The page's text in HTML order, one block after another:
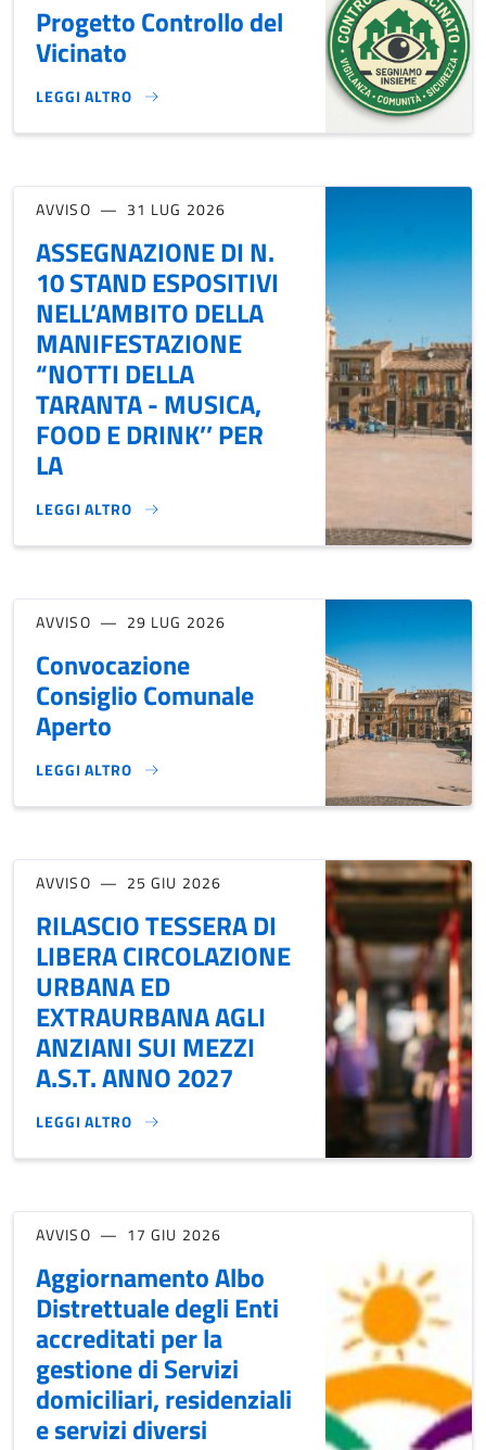
Progetto Controllo del
Vicinato
LEGGI ALTRO
PROGETTO CONTROLLO DEL VICINATO}
AVVISO 31 LUG 2026
ASSEGNAZIONE DI N.
10 STAND ESPOSITIVI
NELL’AMBITO DELLA
MANIFESTAZIONE
“NOTTI DELLA
TARANTA - MUSICA,
FOOD E DRINK’’ PER
LA
LEGGI ALTRO
ASSEGNAZIONE DI N. 10 STAND ESPOSITIVI NELL’AMBITO
AVVISO 29 LUG 2026
Convocazione
Consiglio Comunale
Aperto
LEGGI ALTRO
CONVOCAZIONE CONSIGLIO COMUNALE APERTO}
AVVISO 25 GIU 2026
RILASCIO TESSERA DI
LIBERA CIRCOLAZIONE
URBANA ED
EXTRAURBANA AGLI
ANZIANI SUI MEZZI
A.S.T. ANNO 2027
LEGGI ALTRO
RILASCIO TESSERA DI LIBERA CIRCOLAZIONE URBANA ED
AVVISO 17 GIU 2026
Aggiornamento Albo
Distrettuale degli Enti
accreditati per la
gestione di Servizi
domiciliari, residenziali
e servizi diversi